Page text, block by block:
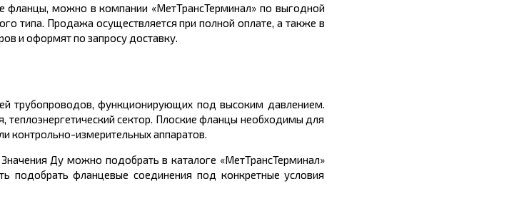
фланцы, можно в компании «МетТрансТерминал» по выгодной
типа. Продажа осуществляется при полной оплате, а также в
и оформят по запросу доставку.
трубопроводов, функционирующих под высоким давлением.
сектор. Плоские фланцы необходимы для
контрольно-измерительных аппаратов.
Ду можно подобрать в каталоге «МетТрансТерминал»
фланцевые соединения под конкретные условия